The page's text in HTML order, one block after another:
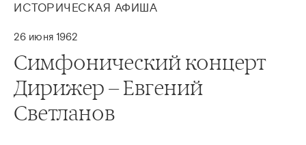
ИСТОРИЧЕСКАЯ АФИША
26 июня 1962
Симфонический концерт
Дирижер – Евгений
Светланов